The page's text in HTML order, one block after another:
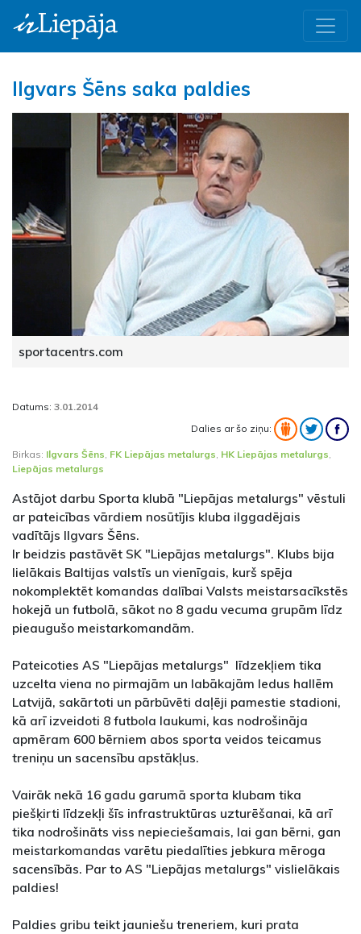
Ilgvars Šēns saka paldies
sportacentrs.com
Datums: 3.01.2014
Dalies ar šo ziņu:
Birkas: Ilgvars Šēns, FK Liepājas metalurgs, HK Liepājas metalurgs,
Liepājas metalurgs
Astājot darbu Sporta klubā "Liepājas metalurgs" vēstuli
ar pateicības vārdiem nosūtījis kluba ilggadējais
vadītājs Ilgvars Šēns.
Ir beidzis pastāvēt SK "Liepājas metalurgs". Klubs bija
lielākais Baltijas valstīs un vienīgais, kurš spēja
nokomplektēt komandas dalībai Valsts meistarsacīkstēs
hokejā un futbolā, sākot no 8 gadu vecuma grupām līdz
pieaugušo meistarkomandām.
Pateicoties AS "Liepājas metalurgs" līdzekļiem tika
uzcelta viena no pirmajām un labākajām ledus hallēm
Latvijā, sakārtoti un pārbūvēti daļēji pamestie stadioni,
kā arī izveidoti 8 futbola laukumi, kas nodrošināja
apmēram 600 bērniem abos sporta veidos teicamus
treniņu un sacensību apstākļus.
Vairāk nekā 16 gadu garumā sporta klubam tika
piešķirti līdzekļi šīs infrastruktūras uzturēšanai, kā arī
tika nodrošināts viss nepieciešamais, lai gan bērni, gan
meistarkomandas varētu piedalīties jebkura mēroga
sacensībās. Par to AS "Liepājas metalurgs" vislielākais
paldies!
Paldies gribu teikt jauniešu treneriem, kuri prata